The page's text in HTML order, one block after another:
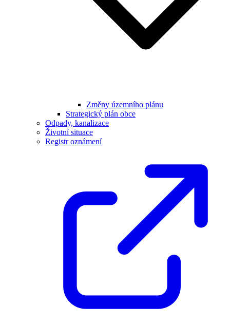
Změny územního plánu
Strategický plán obce
Odpady, kanalizace
Životní situace
Registr oznámení